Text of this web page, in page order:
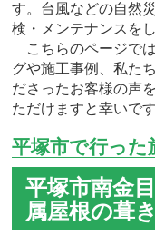
す。台風などの自然
検・メンテナンスを
こちらのページで
グや施工事例、私た
ださったお客様の声
ただけますと幸いです
平塚市で行った
平塚市南金
属屋根の葺